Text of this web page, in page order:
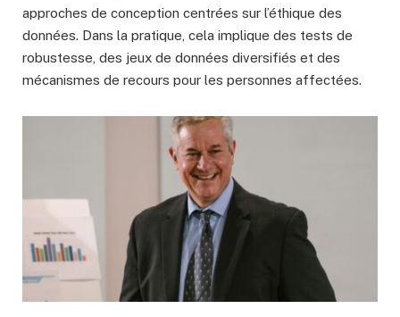
approches de conception centrées sur l’éthique des
données. Dans la pratique, cela implique des tests de
robustesse, des jeux de données diversifiés et des
mécanismes de recours pour les personnes affectées.